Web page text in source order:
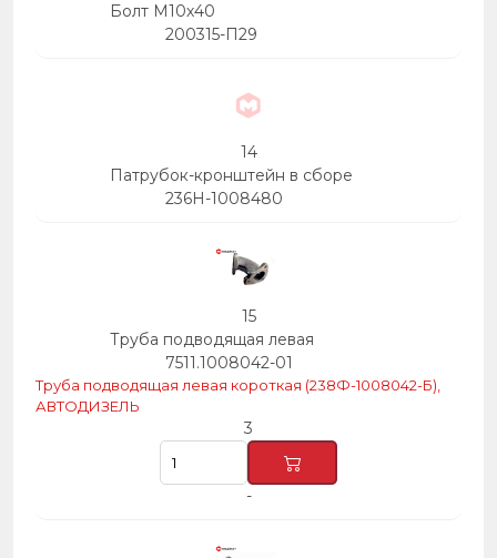
Болт М10х40
200315-П29
14
Патрубок-кронштейн в сборе
236Н-1008480
15
Труба подводящая левая
7511.1008042-01
Труба подводящая левая короткая (238Ф-1008042-Б),
АВТОДИЗЕЛЬ
3
-